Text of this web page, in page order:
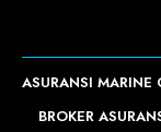
ASURANSI MARINE
BROKER